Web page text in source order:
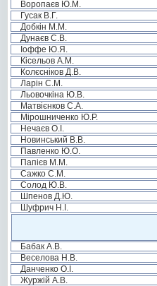
Воропаєв Ю.М.
Гусак В.Г.
Добкін М.М.
Дунаєв С.В.
Іоффе Ю.Я.
Кісельов А.М.
Колєсніков Д.В.
Ларін С.М.
Льовочкіна Ю.В.
Матвієнков С.А.
Мірошниченко Ю.Р.
Нечаєв О.І.
Новинський В.В.
Павленко Ю.О.
Папієв М.М.
Сажко С.М.
Солод Ю.В.
Шпенов Д.Ю.
Шуфрич Н.І.
Бабак А.В.
Веселова Н.В.
Данченко О.І.
Журжій А.В.